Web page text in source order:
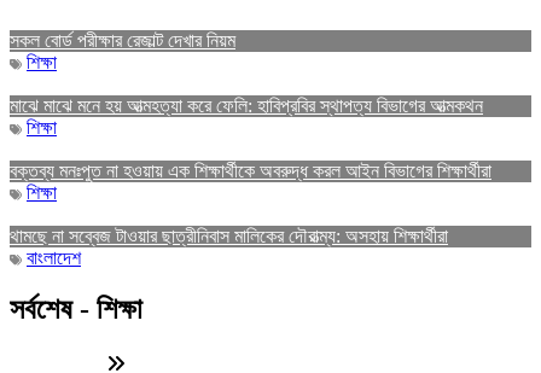
সকল বোর্ড পরীক্ষার রেজাল্ট দেখার নিয়ম
শিক্ষা
মাঝে মাঝে মনে হয় আত্মহত্যা করে ফেলি: হাবিপ্রবির স্থাপত্য বিভাগের আত্মকথন
শিক্ষা
বক্তব্য মনঃপুত না হওয়ায় এক শিক্ষার্থীকে অবরুদ্ধ করল আইন বিভাগের শিক্ষার্থীরা
শিক্ষা
থামছে না সব্বেজ টাওয়ার ছাত্রীনিবাস মালিকের দৌরাত্ম্য: অসহায় শিক্ষার্থীরা
বাংলাদেশ
সর্বশেষ - শিক্ষা